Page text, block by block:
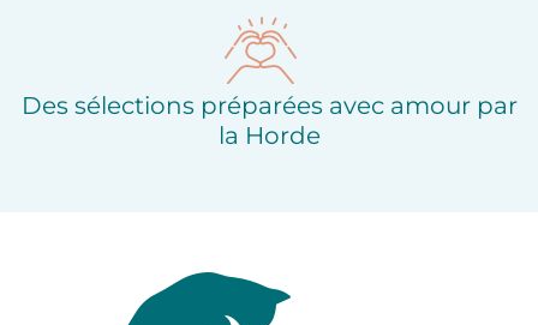
Des sélections préparées avec amour par
la Horde